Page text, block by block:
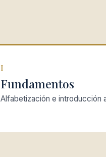
I
Fundamentos
Alfabetización e introducción